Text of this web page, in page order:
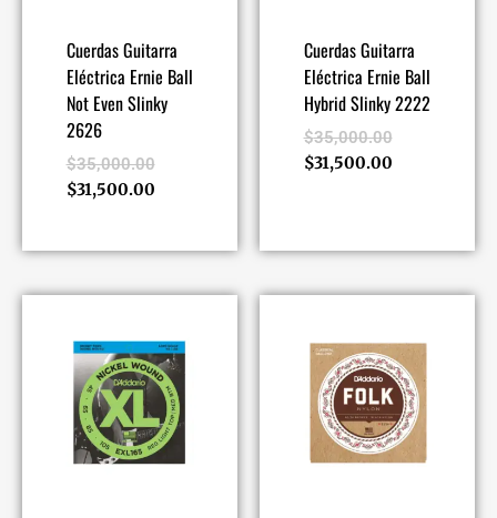
Cuerdas Guitarra
Eléctrica Ernie Ball
Not Even Slinky
2626
$35,000.00
$31,500.00
Cuerdas Guitarra
Eléctrica Ernie Ball
Hybrid Slinky 2222
$35,000.00
$31,500.00